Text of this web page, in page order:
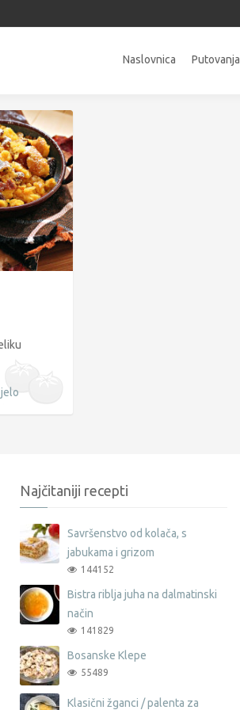
Naslovnica Putovanja
Najčitaniji recepti
Savršenstvo od kolača, s
jabukama i grizom
144152
Bistra riblja juha na dalmatinski
način
141829
Bosanske Klepe
55489
Klasični žganci / palenta za